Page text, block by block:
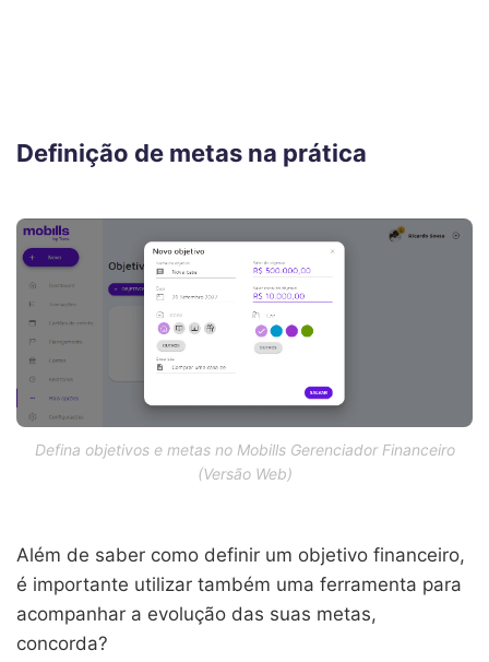
Definição de metas na prática
Defina objetivos e metas no Mobills Gerenciador Financeiro
(Versão Web)
Além de saber como definir um objetivo financeiro,
é importante utilizar também uma ferramenta para
acompanhar a evolução das suas metas,
concorda?